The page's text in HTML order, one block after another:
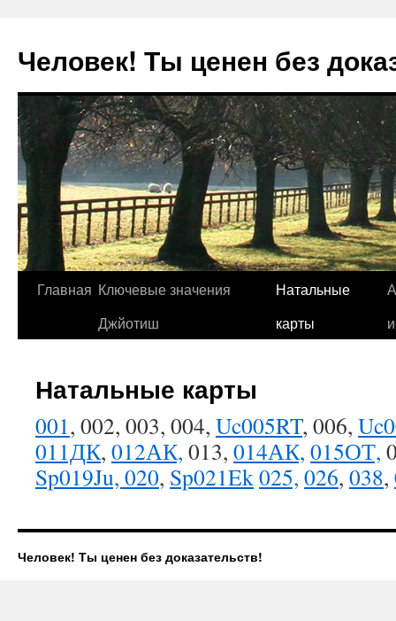
Человек! Ты ценен без
Перейти
Главная Ключевые значения
Джйотиш
Натальные
карты
Натальные карты
001, 002, 003, 004, Uc005RT, 006,
011ДК, 012АК, 013, 014АК, 015ОТ,
Sp019Ju, 020, Sp021Ek025, 026, 038,
Человек! Ты ценен без доказательств!